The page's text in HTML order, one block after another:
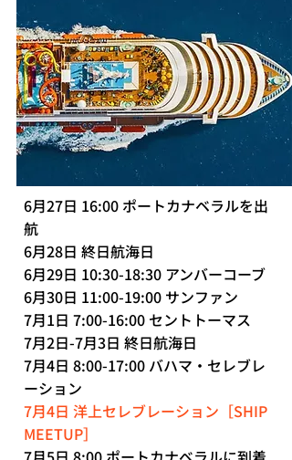
6月27日 16:00 ポートカナベラルを出
航
6月28日 終日航海日
6月29日 10:30-18:30 アンバーコーブ
6月30日 11:00-19:00 サンファン
7月1日 7:00-16:00 セントトーマス
7月2日-7月3日 終日航海日
7月4日 8:00-17:00 バハマ・セレブレ
ーション
7月4日 洋上セレブレーション［SHIP
MEETUP］